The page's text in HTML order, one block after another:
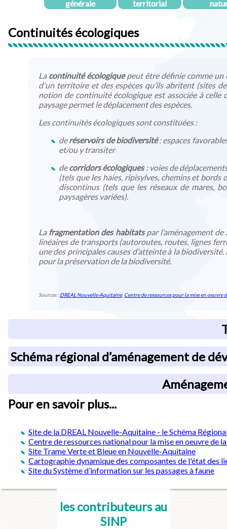
générale
territorial
Continuités écologiques
La continuité écologiquepeut être définie comme un
d'un territoire et des espèces qu’ils abritent (sites
notion de continuité écologique est associée à celle
paysage permet le déplacement des espèces.
Les continuités écologiques sont constituées :
deréservoirs de biodiversité: espaces
et/ou y transiter
decorridors écologiques: voies de
(tels que les haies, ripisylves, chemins et bords
discontinus (tels que les réseaux de mares,
paysagères variées).
Lafragmentation des habitatspar l’aménagement
linéaires de transports (autoroutes, routes, lignes
une des principales causes d’atteinte à la
pour la préservation de la biodiversité.
Sources : DREAL Nouvelle-Aquitaine, Centre de ressources pour la mise en oeuvre
Schéma régional d’aménagement de
Pour en savoir plus...
Site de la DREAL Nouvelle-Aquitaine - le Schéma
Centre de ressources national pour la mise en oeuvre de
Site Trame Verte et Bleue en Nouvelle-Aquitaine
Cartographie dynamique des composantes de l'état des
Site du Système d’information sur les passages à faune
les contributeurs au
SINP